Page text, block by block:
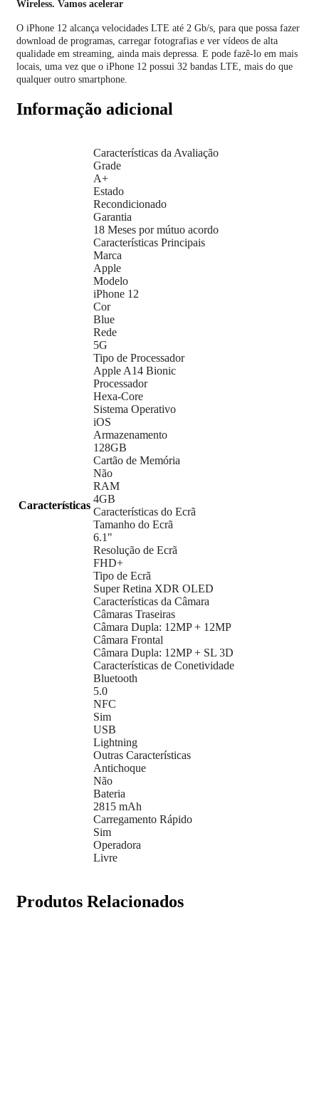
Wireless. Vamos acelerar
O iPhone 12 alcança velocidades LTE até 2 Gb/s, para que possa fazer
download de programas, carregar fotografias e ver vídeos de alta
qualidade em streaming, ainda mais depressa. E pode fazê-lo em mais
locais, uma vez que o iPhone 12 possui 32 bandas LTE, mais do que
qualquer outro smart­phone.
Informação adicional
Características
Características da Avaliação
Grade
A+
Estado
Recondicionado
Garantia
18 Meses por mútuo acordo
Características Principais
Marca
Apple
Modelo
iPhone 12
Cor
Blue
Rede
5G
Tipo de Processador
Apple A14 Bionic
Processador
Hexa-Core
Sistema Operativo
iOS
Armazenamento
128GB
Cartão de Memória
Não
RAM
4GB
Características do Ecrã
Tamanho do Ecrã
6.1"
Resolução de Ecrã
FHD+
Tipo de Ecrã
Super Retina XDR OLED
Características da Câmara
Câmaras Traseiras
Câmara Dupla: 12MP + 12MP
Câmara Frontal
Câmara Dupla: 12MP + SL 3D
Características de Conetividade
Bluetooth
5.0
NFC
Sim
USB
Lightning
Outras Características
Antichoque
Não
Bateria
2815 mAh
Carregamento Rápido
Sim
Operadora
Livre
Produtos Relacionados